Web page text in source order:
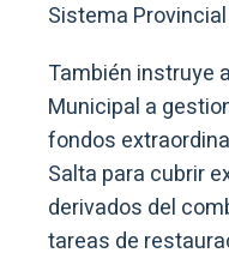
Sistema
También instruye
Municipal a
fondos
Salta para cubrir
derivados del
tareas de